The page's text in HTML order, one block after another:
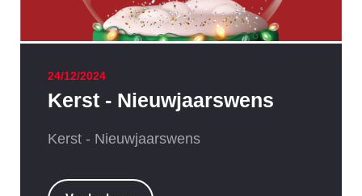
24/12/2024
Kerst - Nieuwjaarswens
Kerst - Nieuwjaarswens